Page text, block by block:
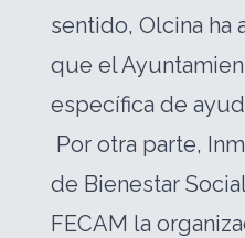
sentido, Olcina ha
que el
específica de
Por otra parte,
de Bienestar
FECAM la